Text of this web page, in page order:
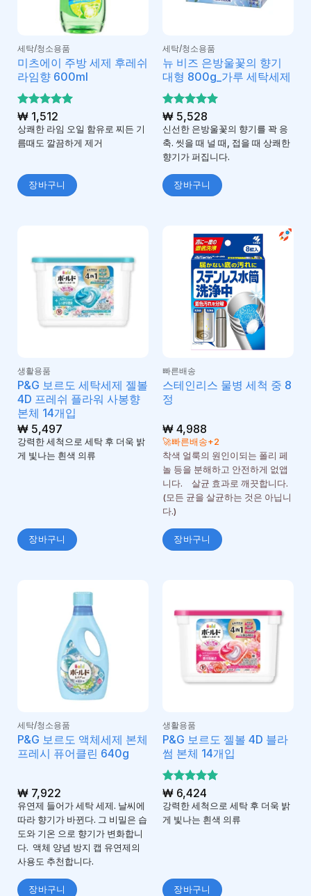
세탁/청소용품
미츠에이 주방 세제 후레쉬
라임향 600ml
5 중에서
5로 평가
됨
₩1,512
상쾌한 라임 오일 함유로 찌든 기
름때도 깔끔하게 제거
장바구니
세탁/청소용품
뉴 비즈 은방울꽃의 향기
대형 800g_가루 세탁세제
5 중에서
5로 평가
됨
₩5,528
신선한 은방울꽃의 향기를 꽉 응
축. 씻을 때 널 때, 접을 때 상쾌한
향기가 퍼집니다.
장바구니
생활용품
P&G 보르도 세탁세제 젤볼
4D 프레쉬 플라워 사봉향
본체 14개입
₩5,497
강력한 세척으로 세탁 후 더욱 밝
게 빛나는 흰색 의류
장바구니
빠른배송
스테인리스 물병 세척 중 8
정
₩4,988
🚀빠른배송+2
착색 얼룩의 원인이되는 폴리 페
놀 등을 분해하고 안전하게 없앱
니다. 살균 효과로 깨끗합니다.
(모든 균을 살균하는 것은 아닙니
다.)
장바구니
세탁/청소용품
P&G 보르도 액체세제 본체
프레시 퓨어클린 640g
₩7,922
유연제 들어가 세탁 세제. 날씨에
따라 향기가 바뀐다. 그 비밀은 습
도와 기온 으로 향기가 변화합니
다. 액체 양념 방지 캡 유연제의
사용도 추천합니다.
장바구니
생활용품
P&G 보르도 젤볼 4D 블라
썸 본체 14개입
5 중에서
5로 평가
됨
₩6,424
강력한 세척으로 세탁 후 더욱 밝
게 빛나는 흰색 의류
장바구니